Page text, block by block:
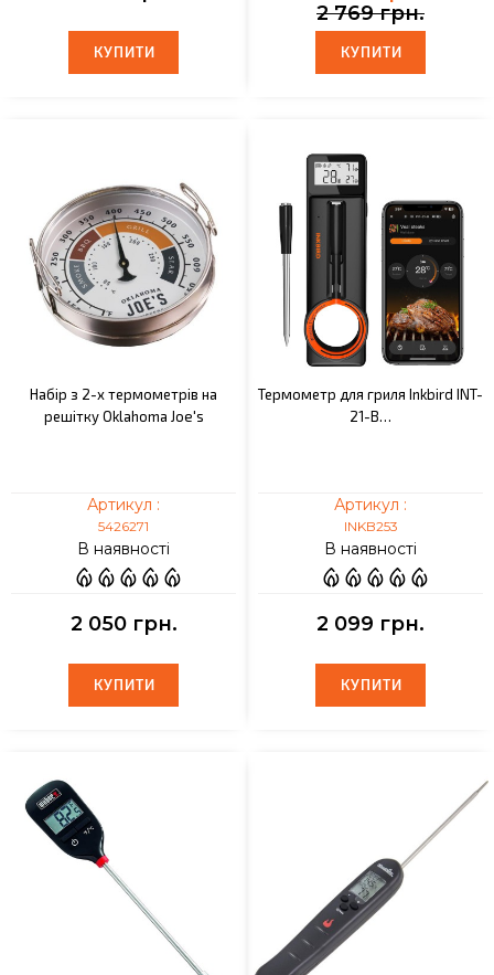
КУПИТИ
КУПИТИ
2 769 грн.
КУПИТИ
КУПИТИ
Набір з 2-х термометрів на
решітку Oklahoma Joe's
Артикул :
5426271
В наявності
2 050 грн.
КУПИТИ
КУПИТИ
Термометр для гриля Inkbird INT-
21-B…
Артикул :
INKB253
В наявності
2 099 грн.
КУПИТИ
КУПИТИ